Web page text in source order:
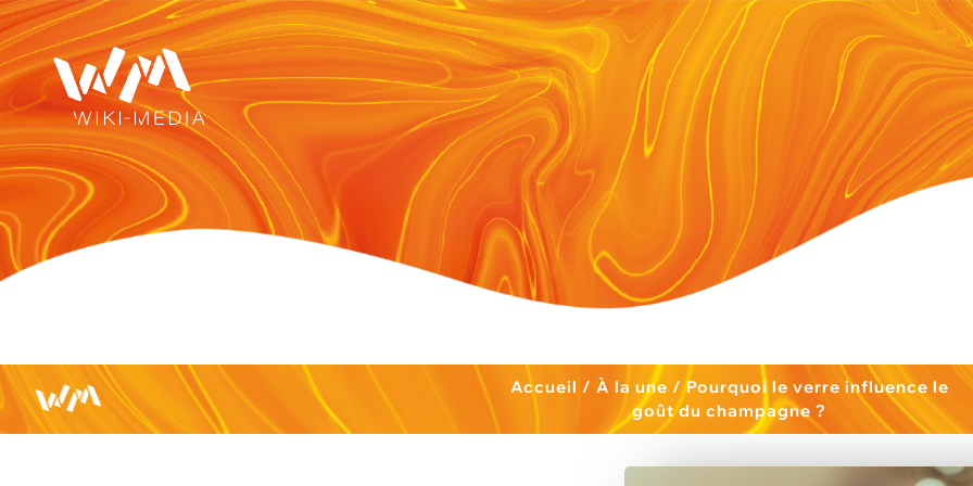
Accueil / À la une /Pourquoi le verre influence le
goût du champagne ?